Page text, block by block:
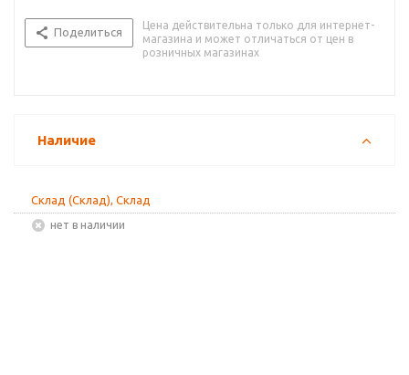
Поделиться
Цена действительна только для интернет-
магазина и может отличаться от цен в
розничных магазинах
Наличие
Склад (Склад), Склад
Нет в наличии